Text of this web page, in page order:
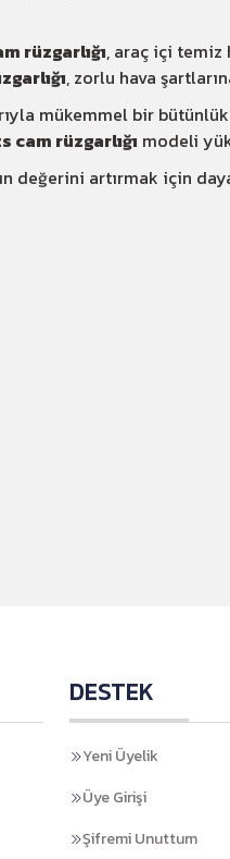
rüzgarlığı, araç içi temiz
, zorlu hava
mükemmel bir
cam rüzgarlığı modeli
değerini artırmak için
DESTEK
Yeni Üyelik
Üye Girişi
Şifremi Unuttum